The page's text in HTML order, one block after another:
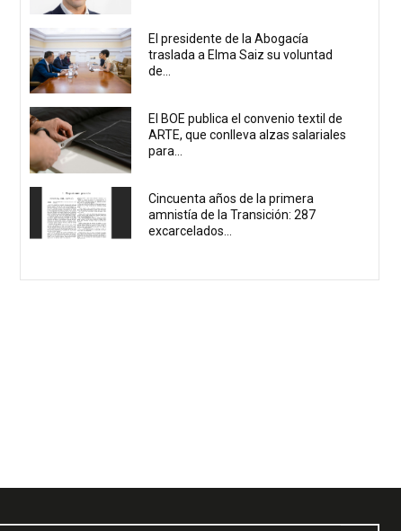
El presidente de la Abogacía
traslada a Elma Saiz su voluntad
de...
El BOE publica el convenio textil de
ARTE, que conlleva alzas salariales
para...
Cincuenta años de la primera
amnistía de la Transición: 287
excarcelados...